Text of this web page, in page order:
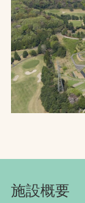
ソーシャルメデ
施設概要